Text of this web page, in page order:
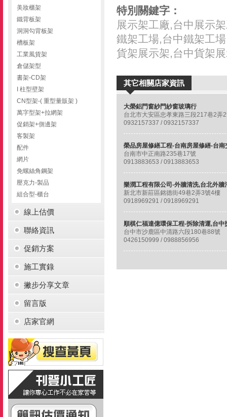
美妝櫃架
鐵背板架
洞洞勾背板架
槽板架
工業風貨架
倉儲架型
書架-CD架
I 柱型壁架
CN型架-( 重型量販架 )
萬字型架+拉網架
促銷架+側邊架
客製架
配件
網片
免螺絲角鋼架
壓克力-製品
組合型-櫃台
線上估價
聯絡資訊
促銷方案
施工實錄
撇步分享文章
留言版
店家官網
特別關鍵字：
展示架工廠,台中展示
鐵架工場,台中鐵架工
貨架展示架,台中貨架
其它相關店家資訊
大榮鋁門窗紗門紗窗玻璃行
台北市大安區忠孝東路三段217巷2弄
0932157337 / 0932157337
台南市中正南路235巷17號
0913883653 / 0913883653
新北市新莊區銘德街49巷2弄3號4樓
0918969291 / 0918969291
台中市沙鹿區中清路六段180巷88號
0426150999 / 0988856956